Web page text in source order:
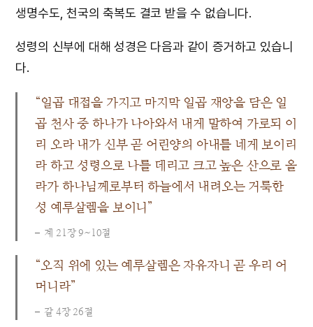
생명수도, 천국의 축복도 결코 받을 수 없습니다.
성령의 신부에 대해 성경은 다음과 같이 증거하고 있습니
다.
“일곱 대접을 가지고 마지막 일곱 재앙을 담은 일
곱 천사 중 하나가 나아와서 내게 말하여 가로되 이
리 오라 내가 신부 곧 어린양의 아내를 네게 보이리
라 하고 성령으로 나를 데리고 크고 높은 산으로 올
라가 하나님께로부터 하늘에서 내려오는 거룩한
성 예루살렘을 보이니”
계 21장 9~10절
“오직 위에 있는 예루살렘은 자유자니 곧 우리 어
머니라”
갈 4장 26절